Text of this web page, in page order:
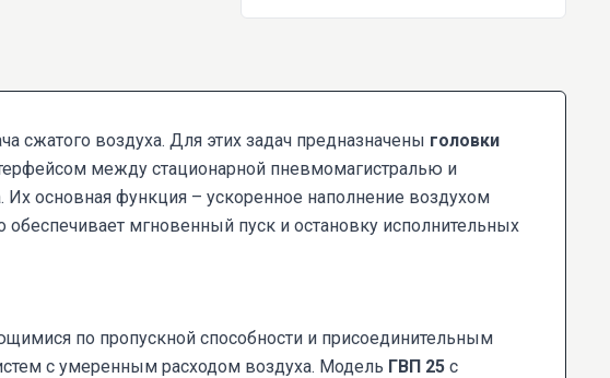
сжатого воздуха. Для этих задач предназначены головки
между стационарной пневмомагистралью и
основная функция – ускоренное наполнение воздухом
мгновенный пуск и остановку исполнительных
по пропускной способности и присоединительным
с умеренным расходом воздуха. Модель ГВП 25 с